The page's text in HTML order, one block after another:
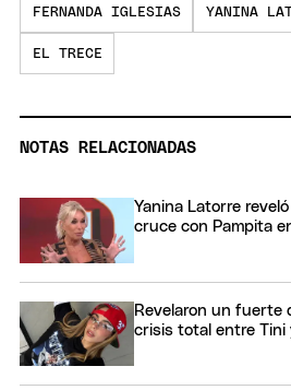
FERNANDA IGLESIAS YANINA
EL TRECE
NOTAS RELACIONADAS
Yanina Latorre
cruce con Pampita
Revelaron un fuerte
crisis total entre Tini